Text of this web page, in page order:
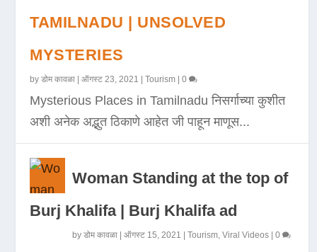
TAMILNADU | UNSOLVED
MYSTERIES
byडोम कावळा |ऑगस्ट 23, 2021 |Tourism |0
Mysterious Places in Tamilnadu निसर्गाच्या कुशीत
अशी अनेक अद्भुत ठिकाणे आहेत जी पाहून माणूस...
Woman Standing at the top of
Burj Khalifa | Burj Khalifa ad
byडोम कावळा |ऑगस्ट 15, 2021 |Tourism,Viral Videos |0